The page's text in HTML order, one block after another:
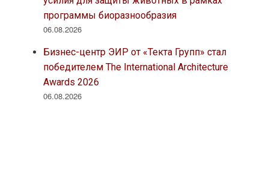
программы биоразнообразия
06.08.2026
Бизнес-центр ЭИР от «Текта Групп» стал
победителем The International Architecture
Awards 2026
06.08.2026